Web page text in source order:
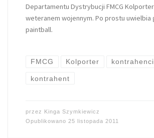
Departamentu Dystrybucji FMCG
weteranem wojennym. Po prostu uwielbia
paintball.
FMCG Kolporter kontrahenci
kontrahent
przez Kinga Szymkiewicz
Opublikowano 25 listopada 2011